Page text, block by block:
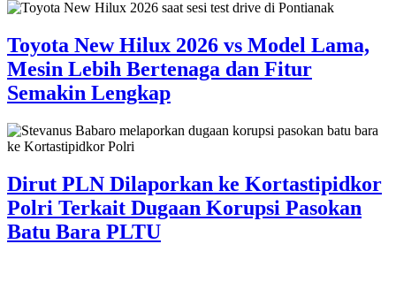
Toyota New Hilux 2026 vs Model Lama,
Mesin Lebih Bertenaga dan Fitur
Semakin Lengkap
Dirut PLN Dilaporkan ke Kortastipidkor
Polri Terkait Dugaan Korupsi Pasokan
Batu Bara PLTU